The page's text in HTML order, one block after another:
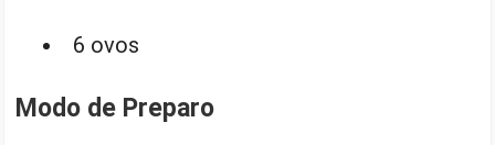
6 ovos
Modo de Preparo